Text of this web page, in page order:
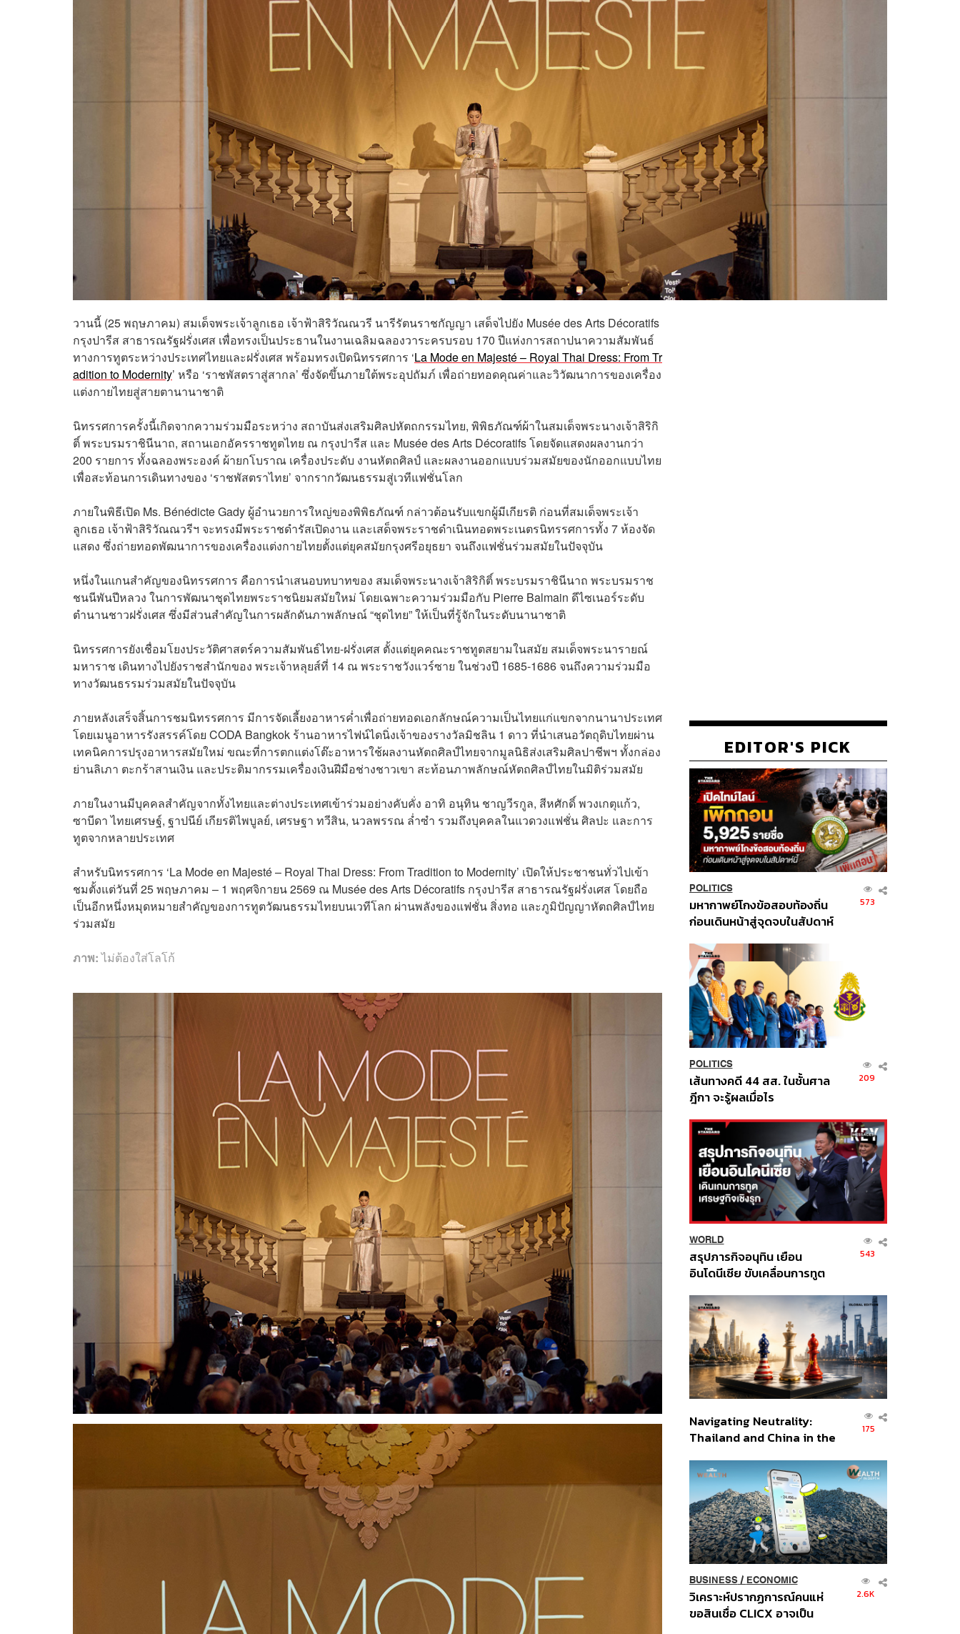
วานนี้ (25 พฤษภาคม) สมเด็จพระเจ้าลูกเธอ เจ้าฟ้าสิริวัณณวรี นารีรัตนราชกัญญา เสด็จไปยัง Musée des Arts Décoratifs
กรุงปารีส สาธารณรัฐฝรั่งเศส เพื่อทรงเป็นประธานในงานเฉลิมฉลองวาระครบรอบ 170 ปีแห่งการสถาปนาความสัมพันธ์
ทางการทูตระหว่างประเทศไทยและฝรั่งเศส พร้อมทรงเปิดนิทรรศการ ‘La Mode en Majesté – Royal Thai Dress: From Tr
adition to Modernity’ หรือ ‘ราชพัสตราสู่สากล’ ซึ่งจัดขึ้นภายใต้พระอุปถัมภ์ เพื่อถ่ายทอดคุณค่าและวิวัฒนาการของเครื่อง
แต่งกายไทยสู่สายตานานาชาติ
นิทรรศการครั้งนี้เกิดจากความร่วมมือระหว่าง สถาบันส่งเสริมศิลปหัตถกรรมไทย, พิพิธภัณฑ์ผ้าในสมเด็จพระนางเจ้าสิริกิ
ติ์ พระบรมราชินีนาถ, สถานเอกอัครราชทูตไทย ณ กรุงปารีส และ Musée des Arts Décoratifs โดยจัดแสดงผลงานกว่า
200 รายการ ทั้งฉลองพระองค์ ผ้ายกโบราณ เครื่องประดับ งานหัตถศิลป์ และผลงานออกแบบร่วมสมัยของนักออกแบบไทย
เพื่อสะท้อนการเดินทางของ ‘ราชพัสตราไทย’ จากรากวัฒนธรรมสู่เวทีแฟชั่นโลก
ภายในพิธีเปิด Ms. Bénédicte Gady ผู้อำนวยการใหญ่ของพิพิธภัณฑ์ กล่าวต้อนรับแขกผู้มีเกียรติ ก่อนที่สมเด็จพระเจ้า
ลูกเธอ เจ้าฟ้าสิริวัณณวรีฯ จะทรงมีพระราชดำรัสเปิดงาน และเสด็จพระราชดำเนินทอดพระเนตรนิทรรศการทั้ง 7 ห้องจัด
แสดง ซึ่งถ่ายทอดพัฒนาการของเครื่องแต่งกายไทยตั้งแต่ยุคสมัยกรุงศรีอยุธยา จนถึงแฟชั่นร่วมสมัยในปัจจุบัน
หนึ่งในแกนสำคัญของนิทรรศการ คือการนำเสนอบทบาทของ สมเด็จพระนางเจ้าสิริกิติ์ พระบรมราชินีนาถ พระบรมราช
ชนนีพันปีหลวง ในการพัฒนาชุดไทยพระราชนิยมสมัยใหม่ โดยเฉพาะความร่วมมือกับ Pierre Balmain ดีไซเนอร์ระดับ
ตำนานชาวฝรั่งเศส ซึ่งมีส่วนสำคัญในการผลักดันภาพลักษณ์ “ชุดไทย” ให้เป็นที่รู้จักในระดับนานาชาติ
นิทรรศการยังเชื่อมโยงประวัติศาสตร์ความสัมพันธ์ไทย-ฝรั่งเศส ตั้งแต่ยุคคณะราชทูตสยามในสมัย สมเด็จพระนารายณ์
มหาราช เดินทางไปยังราชสำนักของ พระเจ้าหลุยส์ที่ 14 ณ พระราชวังแวร์ซาย ในช่วงปี 1685-1686 จนถึงความร่วมมือ
ทางวัฒนธรรมร่วมสมัยในปัจจุบัน
ภายหลังเสร็จสิ้นการชมนิทรรศการ มีการจัดเลี้ยงอาหารค่ำเพื่อถ่ายทอดเอกลักษณ์ความเป็นไทยแก่แขกจากนานาประเทศ
โดยเมนูอาหารรังสรรค์โดย CODA Bangkok ร้านอาหารไฟน์ไดนิ่งเจ้าของรางวัลมิชลิน 1 ดาว ที่นำเสนอวัตถุดิบไทยผ่าน
เทคนิคการปรุงอาหารสมัยใหม่ ขณะที่การตกแต่งโต๊ะอาหารใช้ผลงานหัตถศิลป์ไทยจากมูลนิธิส่งเสริมศิลปาชีพฯ ทั้งกล่อง
ย่านลิเภา ตะกร้าสานเงิน และประติมากรรมเครื่องเงินฝีมือช่างชาวเขา สะท้อนภาพลักษณ์หัตถศิลป์ไทยในมิติร่วมสมัย
ภายในงานมีบุคคลสำคัญจากทั้งไทยและต่างประเทศเข้าร่วมอย่างคับคั่ง อาทิ อนุทิน ชาญวีรกูล, สีหศักดิ์ พวงเกตุแก้ว,
ซาบีดา ไทยเศรษฐ์, ฐาปนีย์ เกียรติไพบูลย์, เศรษฐา ทวีสิน, นวลพรรณ ล่ำซำ รวมถึงบุคคลในแวดวงแฟชั่น ศิลปะ และการ
ทูตจากหลายประเทศ
สำหรับนิทรรศการ ‘La Mode en Majesté – Royal Thai Dress: From Tradition to Modernity’ เปิดให้ประชาชนทั่วไปเข้า
ชมตั้งแต่วันที่ 25 พฤษภาคม – 1 พฤศจิกายน 2569 ณ Musée des Arts Décoratifs กรุงปารีส สาธารณรัฐฝรั่งเศส โดยถือ
เป็นอีกหนึ่งหมุดหมายสำคัญของการทูตวัฒนธรรมไทยบนเวทีโลก ผ่านพลังของแฟชั่น สิ่งทอ และภูมิปัญญาหัตถศิลป์ไทย
ร่วมสมัย
ภาพ:ไม่ต้องใส่โลโก้
EDITOR'S PICK
POLITICS
มหากาพย์โกงข้อสอบท้องถิ่น
ก่อนเดินหน้าสู่จุดจบในสัปดาห์
573
POLITICS
เส้นทางคดี 44 สส. ในชั้นศาล
ฎีกา จะรู้ผลเมื่อไร
209
WORLD
สรุปภารกิจอนุทิน เยือน
อินโดนีเซีย ขับเคลื่อนการทูต
ส่วนยุทธศาสตร์ไทย –
อินโดนีเซีย
543
Navigating Neutrality:
Thailand and China in the
Order
175
BUSINESS/ ECONOMIC
วิเคราะห์ปรากฏการณ์คนแห่
ขอสินเชื่อ CLICX อาจเป็น
2.6K